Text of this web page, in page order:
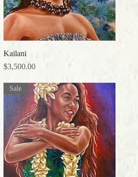
Kailani
価格
$3,500.00
Sale